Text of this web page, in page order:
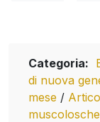
Categoria:
di nuova
mese /